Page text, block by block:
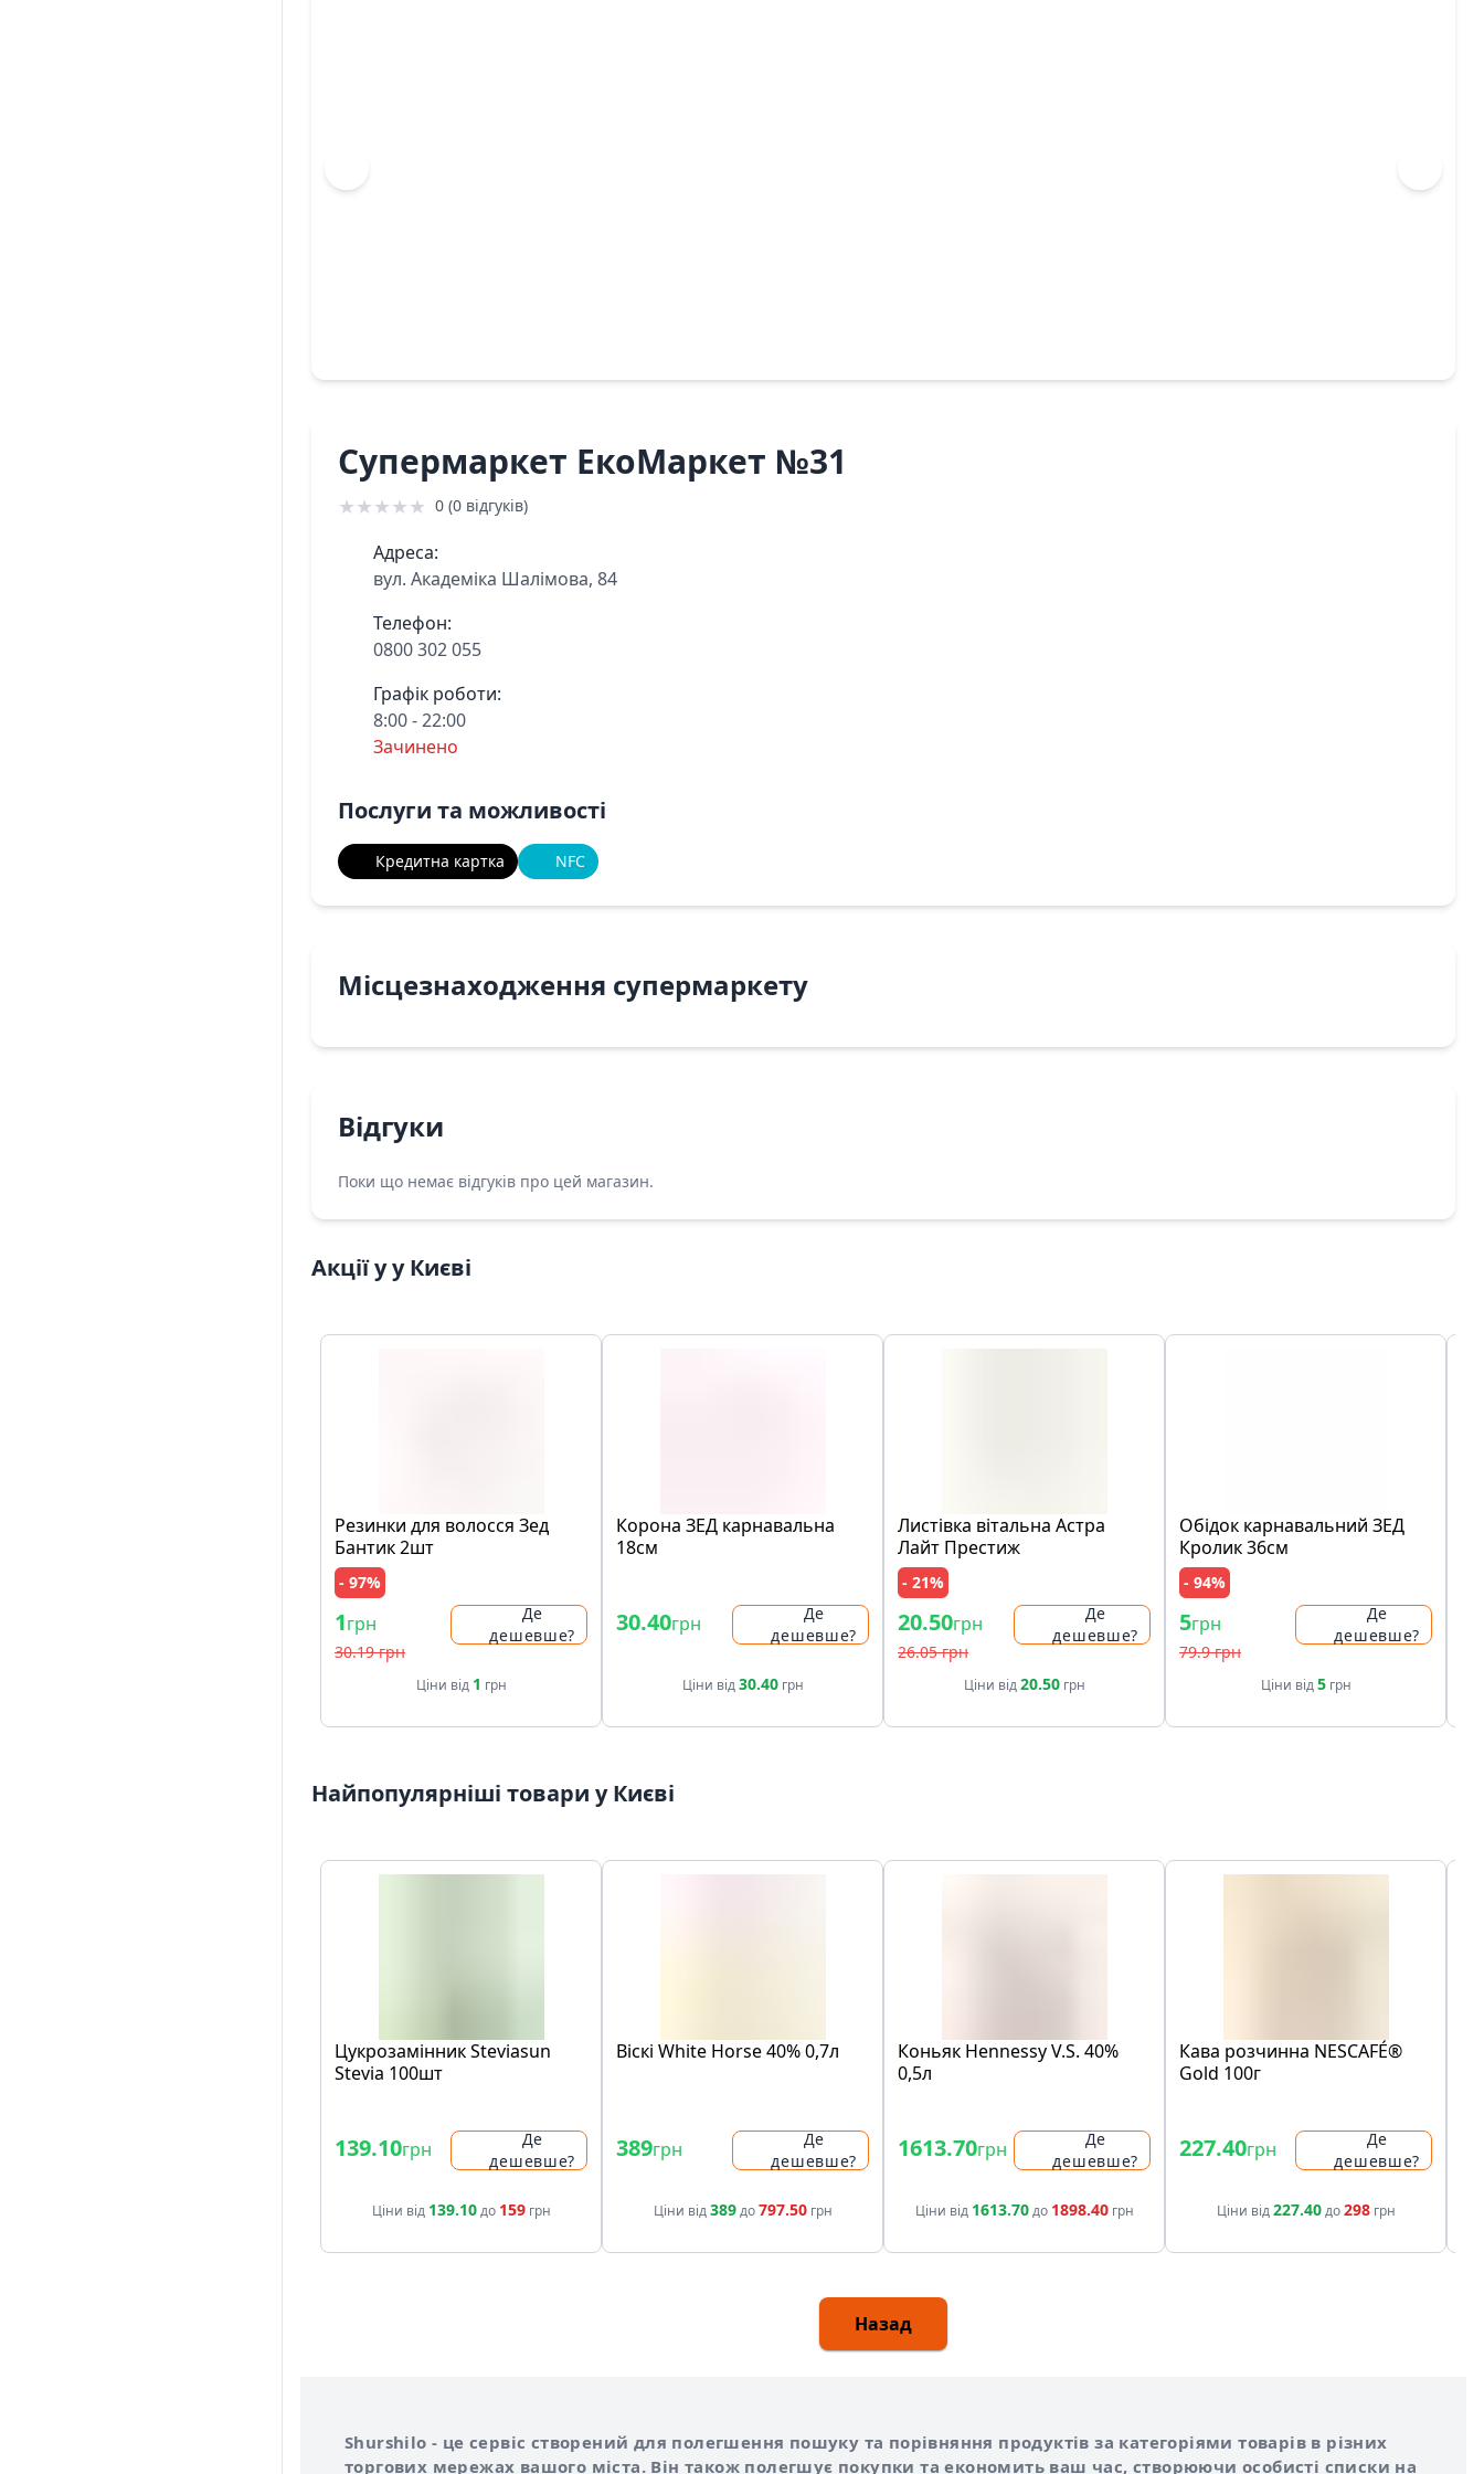
Супермаркет ЕкоМаркет №31
★★★★★ 0 (0 відгуків)
Адреса:
вул. Академіка Шалімова, 84
Телефон:
0800 302 055
Графік роботи:
8:00 - 22:00
Зачинено
Послуги та можливості
Кредитна картка NFC
Місцезнаходження супермаркету
Відгуки
Поки що немає відгуків про цей магазин.
Акції у у Києві
Резинки для волосся Зед
Бантик 2шт
- 97%
1грн
30.19 грн
Де
дешевше?
Ціни від 1 грн
Корона ЗЕД карнавальна
18см
30.40грн
Де
дешевше?
Ціни від30.40грн
Листівка вітальна Астра
Лайт Престиж
- 21%
20.50грн
26.05 грн
Де
дешевше?
Ціни від20.50грн
Обідок карнавальний ЗЕД
Кролик 36см
- 94%
5грн
79.9 грн
Де
дешевше?
Ціни від5грн
Найпопулярніші товари у Києві
Цукрозамінник Steviasun
Stevia 100шт
139.10грн
Де
дешевше?
Ціни від 139.10до 159грн
Віскі White Horse 40% 0,7л
389грн
Де
дешевше?
Ціни від389до797.50грн
Коньяк Hennessy V.S. 40%
0,5л
1613.70грн
Де
дешевше?
Ціни від 1613.70до 1898.40грн
Кава розчинна NESCAFÉ®
Gold 100г
227.40грн
Де
дешевше?
Ціни від227.40до298грн
Назад
Про сервіс Shurshilo
Shurshilo - це сервіс створений для полегшення пошуку та порівняння продуктів за категоріями товарів в різних
торгових мережах вашого міста. Він також полегшує покупки та економить ваш час, створюючи особисті списки на